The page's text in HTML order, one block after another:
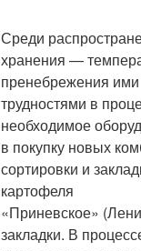
Среди
хранения —
пренебрежения ими
трудностями в
необходимое
в покупку новых
сортировки и
картофеля
«Приневское»
закладки. В